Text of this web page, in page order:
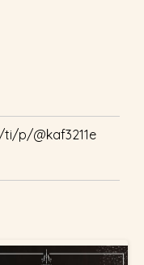
p/@kaf3211e